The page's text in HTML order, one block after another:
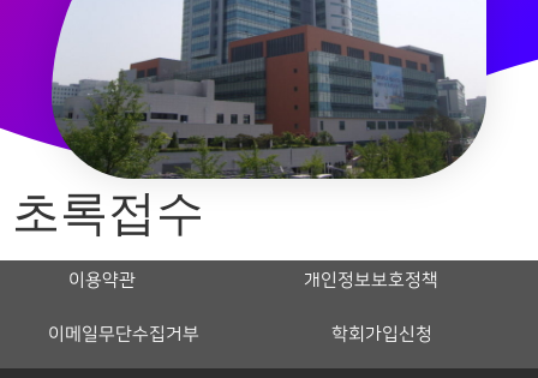
초록접수
이용약관 개인정보보호정책
이메일무단수집거부 학회가입신청